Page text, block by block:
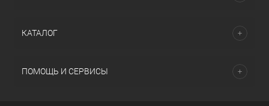
КАТАЛОГ
ПОМОЩЬ И СЕРВИСЫ